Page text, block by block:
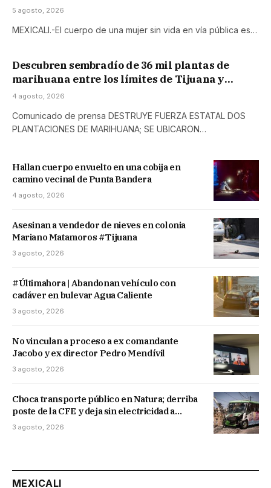
5 agosto, 2026
MEXICALI.-El cuerpo de una mujer sin vida en vía pública es…
Descubren sembradío de 36 mil plantas de
marihuana entre los límites de Tijuana y
Playas de Rosarito
4 agosto, 2026
Comunicado de prensa DESTRUYE FUERZA ESTATAL DOS
PLANTACIONES DE MARIHUANA; SE UBICARON…
Hallan cuerpo envuelto en una cobija en
camino vecinal de Punta Bandera
4 agosto, 2026
Asesinan a vendedor de nieves en colonia
Mariano Matamoros #Tijuana
3 agosto, 2026
#Últimahora | Abandonan vehículo con
cadáver en bulevar Agua Caliente
3 agosto, 2026
No vinculan a proceso a ex comandante
Jacobo y ex director Pedro Mendívil
3 agosto, 2026
Choca transporte público en Natura; derriba
poste de la CFE y deja sin electricidad a
vecinos de Vistas del Sol
3 agosto, 2026
MEXICALI